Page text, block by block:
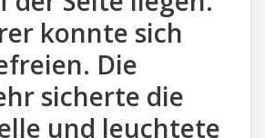
konnte sich
Die
sicherte die
und leuchtete